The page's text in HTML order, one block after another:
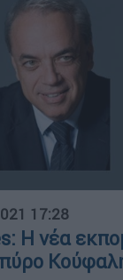
17:28
H νέα